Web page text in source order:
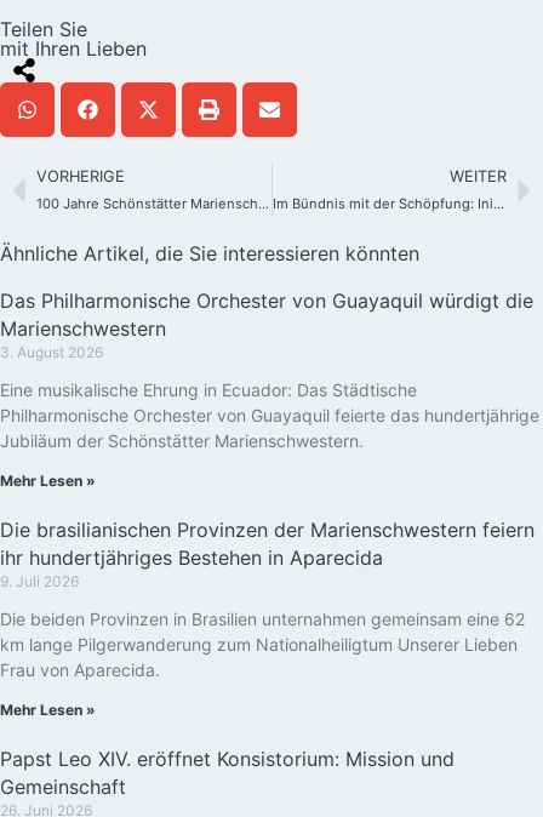
Teilen Sie
mit Ihren Lieben
VORHERIGE
100 Jahre Schönstätter Marienschwestern – Das Geschenk des Jubiläumsablasses
WEITER
Im Bündnis mit der Schöpfung: Initiativen zur integralen Ökologie gedeihen in den Heiligtümern
Ähnliche Artikel, die Sie interessieren könnten
Das Philharmonische Orchester von Guayaquil würdigt die
Marienschwestern
3. August 2026
Eine musikalische Ehrung in Ecuador: Das Städtische
Philharmonische Orchester von Guayaquil feierte das hundertjährige
Jubiläum der Schönstätter Marienschwestern.
Mehr Lesen »
Die brasilianischen Provinzen der Marienschwestern feiern
ihr hundertjähriges Bestehen in Aparecida
9. Juli 2026
Die beiden Provinzen in Brasilien unternahmen gemeinsam eine 62
km lange Pilgerwanderung zum Nationalheiligtum Unserer Lieben
Frau von Aparecida.
Mehr Lesen »
Papst Leo XIV. eröffnet Konsistorium: Mission und
Gemeinschaft
26. Juni 2026